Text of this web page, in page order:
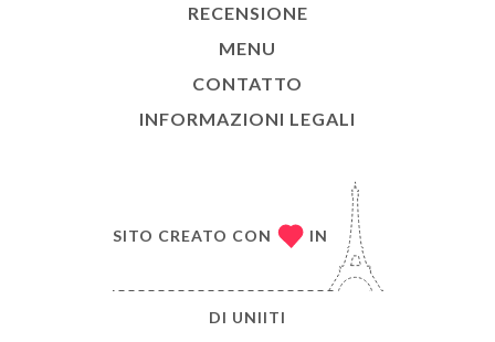
RECENSIONE
MENU
CONTATTO
INFORMAZIONI LEGALI
SITO CREATO CON IN
DI UNIITI